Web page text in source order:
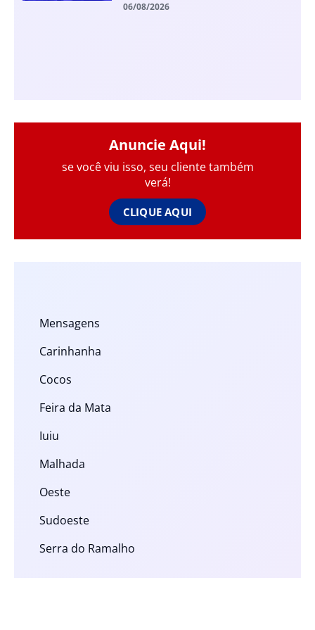
06/08/2026
Anuncie Aqui!
se você viu isso, seu cliente também
verá!
CLIQUE AQUI
Mensagens
Carinhanha
Cocos
Feira da Mata
Iuiu
Malhada
Oeste
Sudoeste
Serra do Ramalho